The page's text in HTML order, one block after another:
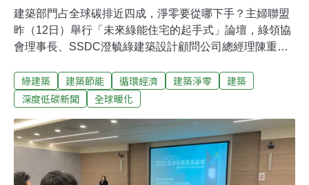
建築部門占全球碳排近四成，淨零要從哪下手？主婦聯盟
昨（12日）舉行「未來綠能住宅的起手式」論壇，綠領協
會理事長、SSDC澄毓綠建築設計顧問公司總經理陳重仁
植建築師心中，更能讓營建業覺得興建近零碳建築與有榮
焉，「過去建築師設計傳統燃油車，未來建築物則是『特
易辨識建築能源效率，學者建議，比照英國制度，強制建
築建造、租賃或出售時，揭露建築能效、碳排，透過市場
機制，讓屋主自發性進行能耗改造。建築節能首重照明汰
換、冰箱汰換 都會區還有「能源懲罰」建築部門占全球耗
綠建築 建築節能 循環經濟 建築淨零
建築
深度低碳新聞
全球暖化